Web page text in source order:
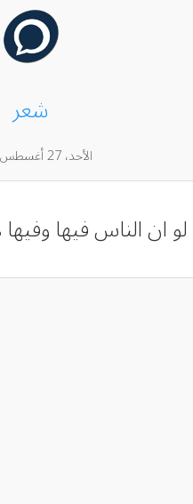
شعر
الأحد، 27 أغسطس 2023
فيها وفيها